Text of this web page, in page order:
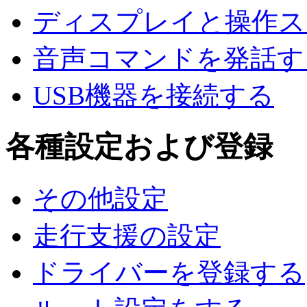
ディスプレイと操作
音声コマンドを発話
USB機器を接続する
各種設定および登録
その他設定
走行支援の設定
ドライバーを登録する